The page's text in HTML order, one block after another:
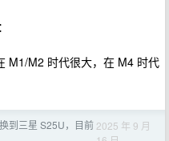
M1/M2 时代很大，在 M4 时代
到三星 S25U，目前 2025 年 9 月